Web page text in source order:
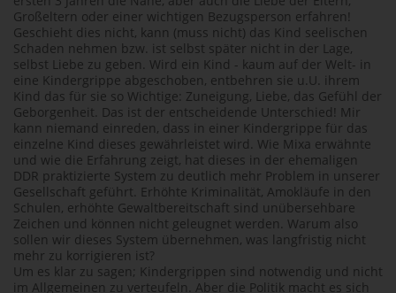
Großeltern oder einer wichtigen Bezugsperson erfahren!
Geschieht dies nicht, kann (muss nicht) das Kind seelischen
Schaden nehmen bzw. ist selbst später nicht in der Lage,
selbst Liebe zu geben. Wird ein Kind - kaum auf der Welt- in
eine Kindergrippe abgeschoben, entbehren sie u.U. ihrem
Kind das für sie so Wichtige: Zuneigung, Liebe, das Gefühl der
Geborgenheit. Das ist der entscheidende Unterschied! Mir
kann niemand einreden, dass in einer Kindergrippe für das
einzelne Kind dieses gewährleistet wird. Wie Mixa erwähnte
und wie die Erfahrung zeigt, hat dieses in der ehemaligen
DDR praktizierte System zu deutlich mehr Problem in unserer
Gesellschaft geführt. Erhöhte Kriminalität, Amokläufe in den
Schulen, erhöhte Gewaltbereitschaft sind unübersehbare
Zeichen und können nicht geleugnet werden. Warum also
sollen wir dieses System übernehmen, was langfristig nicht
mehr zu korrigieren ist?
Um es klar zu sagen; Kindergrippen sind notwendig und nicht
im Allgemeinen zu verteufeln. Aber die Politik macht es sich